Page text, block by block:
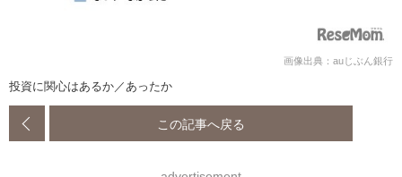
画像出典：auじぶん銀行
投資に関心はあるか／あったか
この記事へ戻る